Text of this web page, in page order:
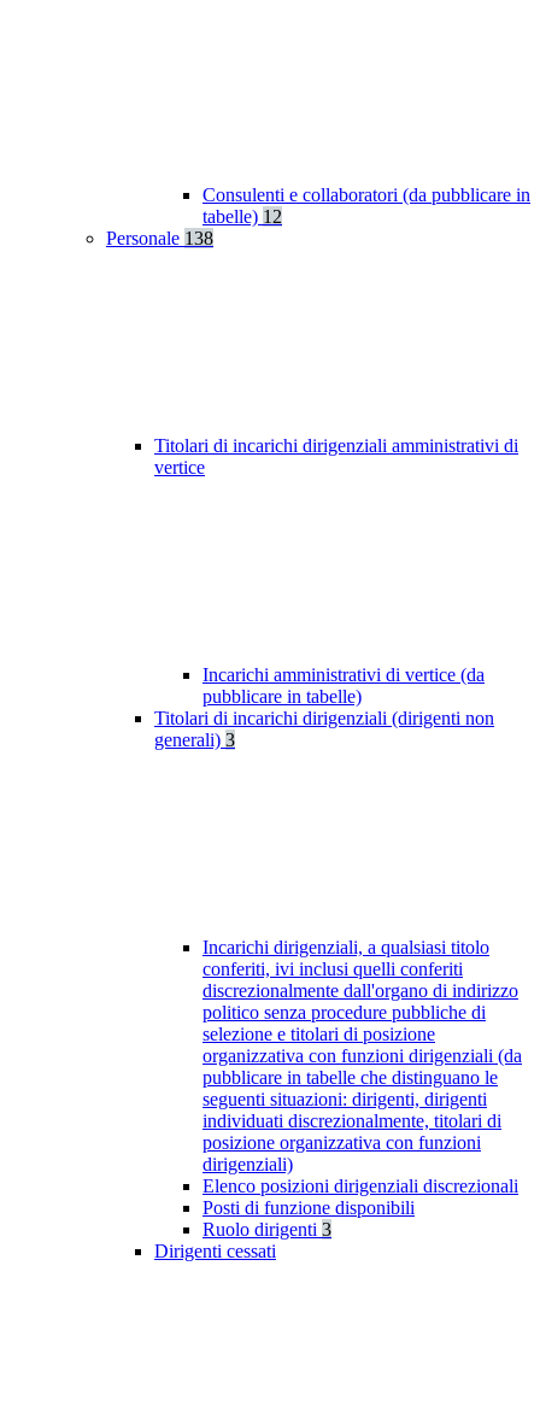
Consulenti e collaboratori (da pubblicare in
tabelle) 12
Personale 138
Titolari di incarichi dirigenziali amministrativi di
vertice
Incarichi amministrativi di vertice (da
pubblicare in tabelle)
Titolari di incarichi dirigenziali (dirigenti non
generali) 3
Incarichi dirigenziali, a qualsiasi titolo
conferiti, ivi inclusi quelli conferiti
discrezionalmente dall'organo di indirizzo
politico senza procedure pubbliche di
selezione e titolari di posizione
organizzativa con funzioni dirigenziali (da
pubblicare in tabelle che distinguano le
seguenti situazioni: dirigenti, dirigenti
individuati discrezionalmente, titolari di
posizione organizzativa con funzioni
dirigenziali)
Elenco posizioni dirigenziali discrezionali
Posti di funzione disponibili
Ruolo dirigenti 3
Dirigenti cessati